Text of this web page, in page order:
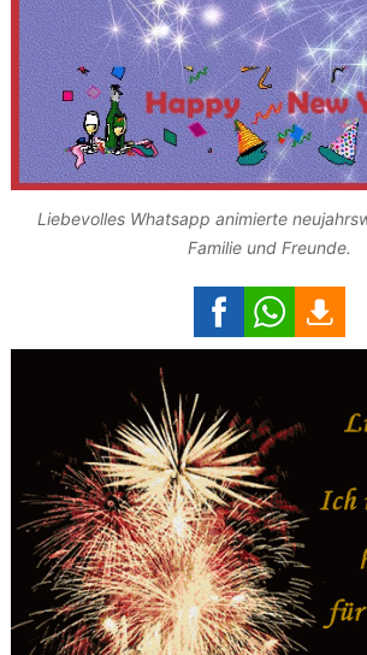
Liebevolles Whatsapp animierte
Familie und Freunde.